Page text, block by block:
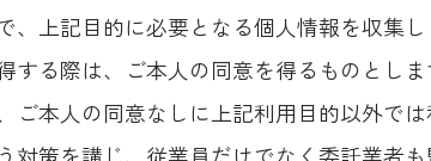
、上記目的に必要となる個人情報を収集し
する際は、ご本人の同意を得るものとしま
ご本人の同意なしに上記利用目的以外では